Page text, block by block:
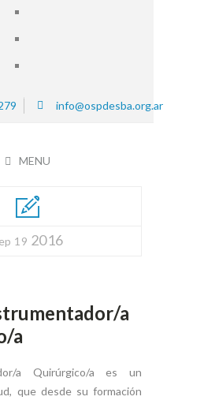
info@ospdesba.org.ar
MENU
19 2016
a
a
a Quirúrgico/a es un
que desde su formación